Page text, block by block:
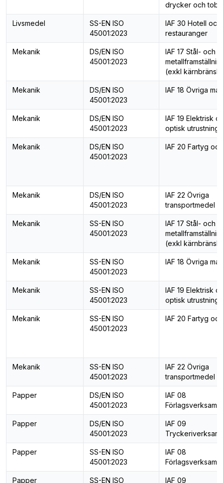
drycker och
Livsmedel
SS-EN ISO
45001:2023
IAF 30 Hotell och
restauranger
Mekanik
DS/EN ISO
45001:2023
IAF 17 Stål- och
(exkl
Mekanik
DS/EN ISO
45001:2023
IAF 18 Övriga
Mekanik
DS/EN ISO
45001:2023
IAF 19 Elektrisk
optisk utrustning
Mekanik
DS/EN ISO
45001:2023
IAF 20 Fartyg
Mekanik
DS/EN ISO
45001:2023
IAF 22 Övriga
transportmedel
Mekanik
SS-EN ISO
45001:2023
IAF 17 Stål- och
(exkl
Mekanik
SS-EN ISO
45001:2023
IAF 18 Övriga
Mekanik
SS-EN ISO
45001:2023
IAF 19 Elektrisk
optisk utrustning
Mekanik
SS-EN ISO
45001:2023
IAF 20 Fartyg
Mekanik
SS-EN ISO
45001:2023
IAF 22 Övriga
transportmedel
Papper
DS/EN ISO
45001:2023
IAF 08
Papper
DS/EN ISO
45001:2023
IAF 09
Papper
SS-EN ISO
45001:2023
IAF 08
Papper SS-EN ISO IAF 09